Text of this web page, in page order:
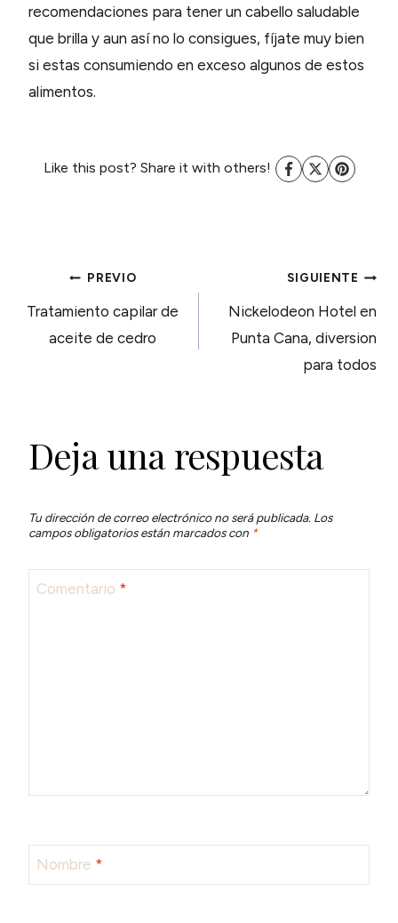
recomendaciones para tener un cabello saludable
que brilla y aun así no lo consigues, fíjate muy bien
si estas consumiendo en exceso algunos de estos
alimentos.
Like this post? Share it with others!
NAVEGACIÓN
DE
PREVIO
Tratamiento capilar de
aceite de cedro
SIGUIENTE
Nickelodeon Hotel en
Punta Cana, diversion
para todos
Deja una respuesta
Tu dirección de correo electrónico no será publicada. Los
campos obligatorios están marcados con *
Comentario *
Nombre *